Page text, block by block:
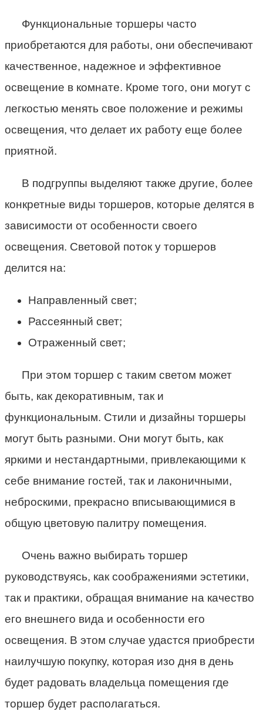
Функциональные торшеры часто
приобретаются для работы, они обеспечивают
качественное, надежное и эффективное
освещение в комнате. Кроме того, они могут с
легкостью менять свое положение и режимы
освещения, что делает их работу еще более
приятной.
В подгруппы выделяют также другие, более
конкретные виды торшеров, которые делятся в
зависимости от особенности своего
освещения. Световой поток у торшеров
делится на:
Направленный свет;
Рассеянный свет;
Отраженный свет;
При этом торшер с таким светом может
быть, как декоративным, так и
функциональным. Стили и дизайны торшеры
могут быть разными. Они могут быть, как
яркими и нестандартными, привлекающими к
себе внимание гостей, так и лаконичными,
неброскими, прекрасно вписывающимися в
общую цветовую палитру помещения.
Очень важно выбирать торшер
руководствуясь, как соображениями эстетики,
так и практики, обращая внимание на качество
его внешнего вида и особенности его
освещения. В этом случае удастся приобрести
наилучшую покупку, которая изо дня в день
будет радовать владельца помещения где
торшер будет располагаться.